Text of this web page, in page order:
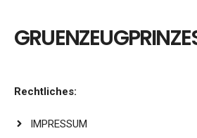
Rechtliches:
IMPRESSUM